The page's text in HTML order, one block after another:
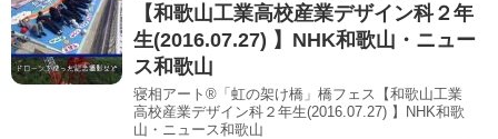
【和歌山工業高校産業デザイン科２年
生(2016.07.27) 】NHK和歌山・ニュー
ス和歌山
寝相アート®「虹の架け橋」橋フェス【和歌山工業
高校産業デザイン科２年生(2016.07.27) 】NHK和歌
山・ニュース和歌山